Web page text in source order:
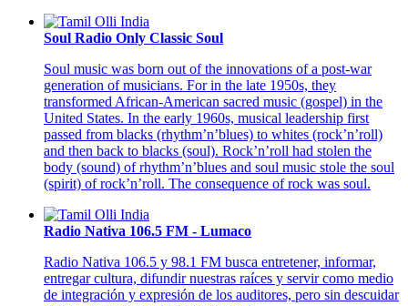
Soul Radio Only Classic Soul
Soul music was born out of the innovations of a post-war
generation of musicians. For in the late 1950s, they
transformed African-American sacred music (gospel) in the
United States. In the early 1960s, musical leadership first
passed from blacks (rhythm’n’blues) to whites (rock’n’roll)
and then back to blacks (soul). Rock’n’roll had stolen the
body (sound) of rhythm’n’blues and soul music stole the soul
(spirit) of rock’n’roll. The consequence of rock was soul.
Radio Nativa 106.5 FM - Lumaco
Radio Nativa 106.5 y 98.1 FM busca entretener, informar,
entregar cultura, difundir nuestras raíces y servir como medio
de integración y expresión de los auditores, pero sin descuidar